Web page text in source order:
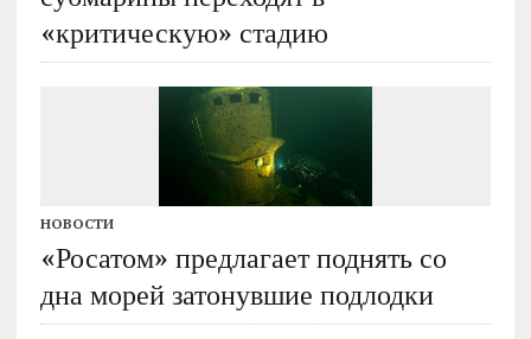
«критическую» стадию
НОВОСТИ
«Росатом» предлагает поднять со
дна морей затонувшие подлодки